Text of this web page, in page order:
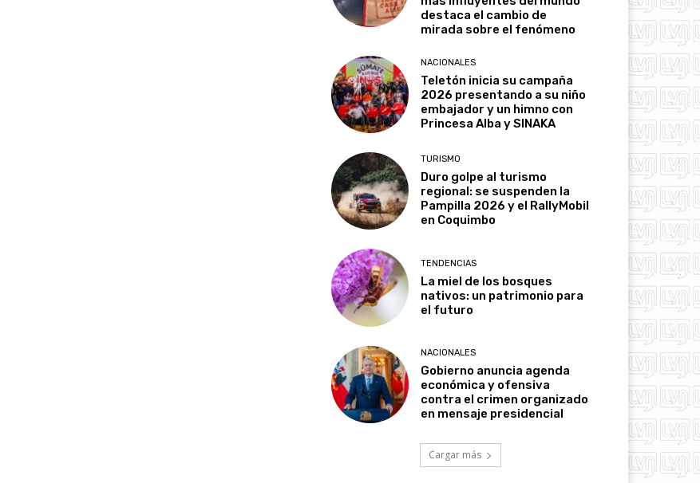
destaca el cambio de
mirada sobre el fenómeno
NACIONALES
Teletón inicia su campaña
2026 presentando a su niño
embajador y un himno con
Princesa Alba y SINAKA
TURISMO
Duro golpe al turismo
regional: se suspenden la
Pampilla 2026 y el RallyMobil
en Coquimbo
TENDENCIAS
La miel de los bosques
nativos: un patrimonio para
el futuro
NACIONALES
Gobierno anuncia agenda
económica y ofensiva
contra el crimen organizado
en mensaje presidencial
Cargar más